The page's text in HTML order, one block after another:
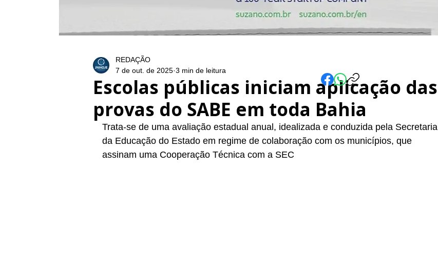
Escolas públicas iniciam aplicação das
provas do SABE em toda Bahia
REDAÇÃO
7 de out. de 2025 3 min de leitura
Trata-se de uma avaliação estadual anual, idealizada e conduzida pela Secretaria
da Educação do Estado em regime de colaboração com os municípios, que
assinam uma Cooperação Técnica com a SEC